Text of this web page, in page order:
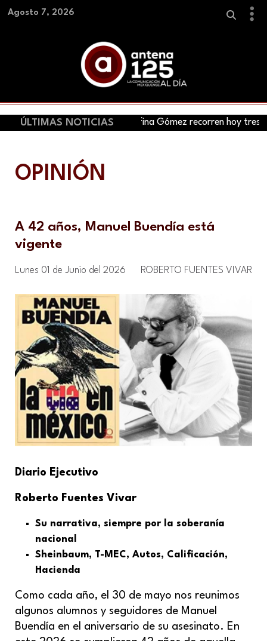
Agosto 7, 2026
ÚLTIMAS NOTICIAS
Claudia Sheinbaum y Delfina Gómez recorren hoy tres
OPINIÓN
A 42 años, Manuel Buendía está
vigente
Lunes 01 de Junio del 2026 ROBERTO FUENTES VIVAR
Diario Ejecutivo
Roberto Fuentes Vivar
Su narrativa, siempre por la soberanía
nacional
Sheinbaum, T-MEC, Autos, Calificación,
Hacienda
Como cada año, el 30 de mayo nos reunimos
algunos alumnos y seguidores de Manuel
Buendía en el aniversario de su asesinato. En